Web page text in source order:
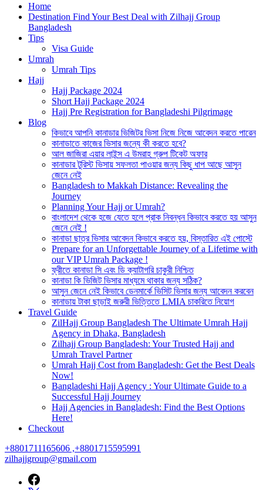
Home
Destination Find Your Best Deal with Zilhajj Group
Bangladesh
Tips
Visa Guide
Umrah
Umrah Tips
Hajj
Hajj Package 2024
Short Hajj Package 2024
Hajj Pre Registration for Bangladeshi Pilgrimage
Blog
কিভাবে আপনি কানাডার ভিজিটর ভিসা নিজে নিজে আবেদন করতে পারেন
কানাডাতে কাজের ভিসার জন্যে কী করতে হবে?
আল জাজিরা এয়ার লাইন্স এ উমরাহ গ্রুপ টিকেট অফার
কানাডার টুরিস্ট ভিসায় সফলতা পাওয়ার জন্য কিছু ধাপ আছে আসুন
জেনে নেই
Bangladesh to Makkah Distance: Revealing the
Journey
Planning Your Hajj or Umrah?
বাংলাদেশ থেকে হজে যেতে হলে প্রাক নিবন্ধন কিভাবে করতে হয় আসুন
জেনে নেই !
কানাডা ছাত্র ভিসার আবেদন কিভাবে করতে হয়, বিস্তারিত এই পোস্টে
Prepare for an Unforgettable Journey of a Lifetime with
our VIP Umrah Package !
ফ্রীতে কানাডা সি এবং ডি ক্যাটাগরি চাকুরী নিশ্চিত
কানাডা কি ভিজিট ভিসার মাধ্যমে থাকার জন্য সঠিক?
আসুন জেনে নেই কিভাবে ডেনমার্কে ভিসিট ভিসার জন্য আবেদন করবেন
কানাডায় টাকা ছাড়াই জরুরী ভিত্তিতে LMIA চাকরিতে নিয়োগ
Travel Guide
ZilHajj Group Bangladesh The Ultimate Umrah Hajj
Agency in Dhaka, Bangladesh
Zilhajj Group Bangladesh: Your Trusted Hajj and
Umrah Travel Partner
Umrah Hajj Cost from Bangladesh: Get the Best Deals
Now!
Bangladeshi Hajj Agency : Your Ultimate Guide to a
Successful Hajj Journey
Hajj Agencies in Bangladesh: Find the Best Options
Here!
Checkout
+8801711165606 ,+8801715595991
zilhajjgroup@gmail.com